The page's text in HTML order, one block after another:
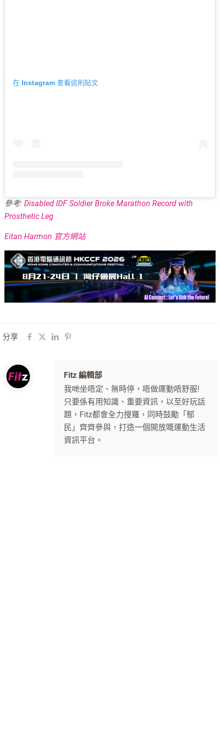
在 Instagram 查看這則貼文
參考: Disabled IDF Soldier Broke Marathon Record with
Prosthetic Leg
Eitan Harmon 官方網站
分享
Fitz 編輯部
我哋坐唔定、無時停，唔做運動唔舒服!
只要係有用知識、重要資訊，以至好玩話
題，Fitz都會全力搜羅，同時鼓勵「郁
民」齊齊參與，打造一個開放嘅運動生活
資訊平台。